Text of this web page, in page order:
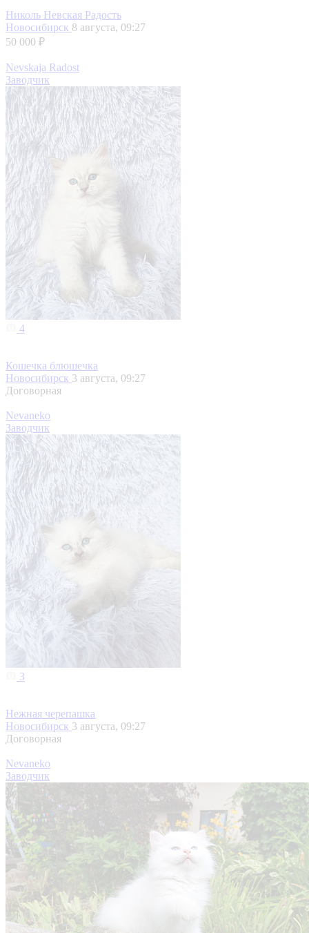
Николь Невская Радость
Новосибирск 8 августа, 09:27
50 000 ₽
Nevskaja Radost
Заводчик
4
Кошечка блюшечка
Новосибирск 3 августа, 09:27
Договорная
Nevaneko
Заводчик
3
Нежная черепашка
Новосибирск 3 августа, 09:27
Договорная
Nevaneko
Заводчик